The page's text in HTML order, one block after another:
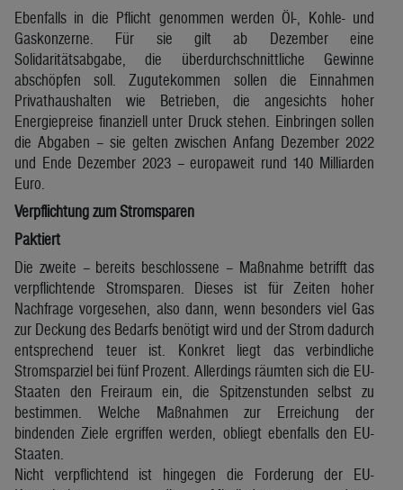
Ebenfalls in die Pflicht genommen werden Öl-, Kohle- und
Gaskonzerne. Für sie gilt ab Dezember eine
Solidaritätsabgabe, die überdurchschnittliche Gewinne
abschöpfen soll. Zugutekommen sollen die Einnahmen
Privathaushalten wie Betrieben, die angesichts hoher
Energiepreise finanziell unter Druck stehen. Einbringen sollen
die Abgaben – sie gelten zwischen Anfang Dezember 2022
und Ende Dezember 2023 – europaweit rund 140 Milliarden
Euro.
Verpflichtung zum Stromsparen
Paktiert
Die zweite – bereits beschlossene – Maßnahme betrifft das
verpflichtende Stromsparen. Dieses ist für Zeiten hoher
Nachfrage vorgesehen, also dann, wenn besonders viel Gas
zur Deckung des Bedarfs benötigt wird und der Strom dadurch
entsprechend teuer ist. Konkret liegt das verbindliche
Stromsparziel bei fünf Prozent. Allerdings räumten sich die EU-
Staaten den Freiraum ein, die Spitzenstunden selbst zu
bestimmen. Welche Maßnahmen zur Erreichung der
bindenden Ziele ergriffen werden, obliegt ebenfalls den EU-
Staaten.
Nicht verpflichtend ist hingegen die Forderung der EU-